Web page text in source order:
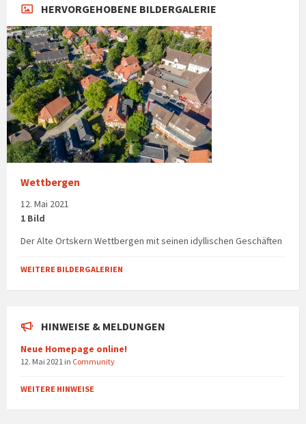
HERVORGEHOBENE BILDERGALERIE
Wettbergen
12. Mai 2021
1 Bild
Der Alte Ortskern Wettbergen mit seinen idyllischen Geschäften
WEITERE BILDERGALERIEN
HINWEISE & MELDUNGEN
Neue Homepage online!
12. Mai 2021 in Community
WEITERE HINWEISE